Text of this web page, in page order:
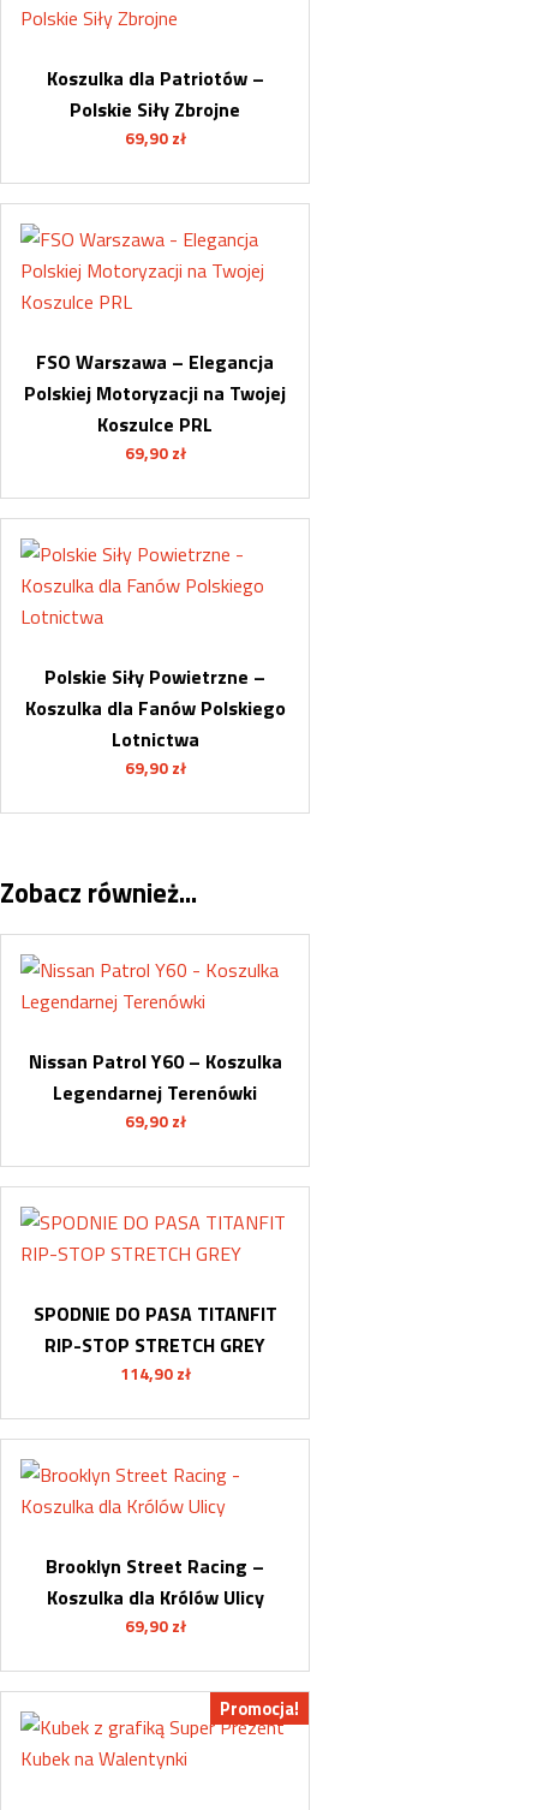
Koszulka dla Patriotów –
Polskie Siły Zbrojne
69,90 zł
FSO Warszawa – Elegancja
Polskiej Motoryzacji na Twojej
Koszulce PRL
69,90 zł
Polskie Siły Powietrzne –
Koszulka dla Fanów Polskiego
Lotnictwa
69,90 zł
Zobacz również...
Nissan Patrol Y60 – Koszulka
Legendarnej Terenówki
69,90 zł
SPODNIE DO PASA TITANFIT
RIP-STOP STRETCH GREY
114,90 zł
Brooklyn Street Racing –
Koszulka dla Królów Ulicy
69,90 zł
Promocja!